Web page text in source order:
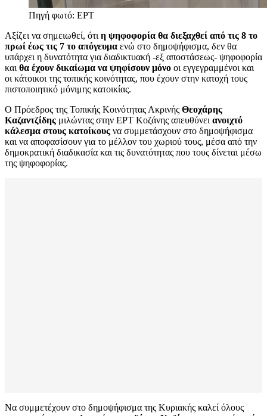
Πηγή φωτό: ΕΡΤ
Αξίζει να σημειωθεί, ότι η ψηφοφορία θα διεξαχθεί από τις 8 το
πρωί έως τις 7 το απόγευμα ενώ στο δημοψήφισμα, δεν θα
υπάρχει η δυνατότητα για διαδικτυακή -εξ αποστάσεως- ψηφοφορία
και θα έχουν δικαίωμα να ψηφίσουν μόνο οι εγγεγραμμένοι και
οι κάτοικοι της τοπικής κοινότητας, που έχουν στην κατοχή τους
πιστοποιητικό μόνιμης κατοικίας.
Ο Πρόεδρος της Τοπικής Κοινότητας Ακρινής Θεοχάρης
Καζαντζίδης μιλώντας στην ΕΡΤ Κοζάνης απευθύνει ανοιχτό
κάλεσμα στους κατοίκους να συμμετάσχουν στο δημοψήφισμα
και να αποφασίσουν για το μέλλον του χωριού τους, μέσα από την
δημοκρατική διαδικασία και τις δυνατότητας που τους δίνεται μέσω
της ψηφοφορίας.
Να συμμετέχουν στο δημοψήφισμα της Κυριακής καλεί όλους